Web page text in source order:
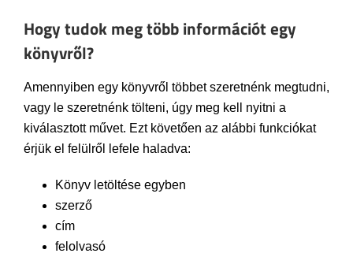
Hogy tudok meg több információt egy
könyvről?
Amennyiben egy könyvről többet szeretnénk megtudni,
vagy le szeretnénk tölteni, úgy meg kell nyitni a
kiválasztott művet. Ezt követően az alábbi funkciókat
érjük el felülről lefele haladva:
Könyv letöltése egyben
szerző
cím
felolvasó